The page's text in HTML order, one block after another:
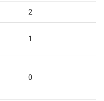
2
1
0